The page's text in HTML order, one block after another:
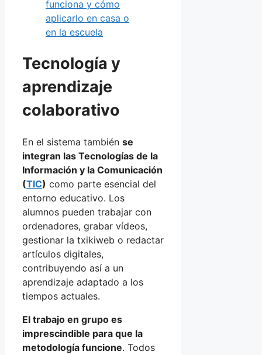
funciona y cómo
aplicarlo en casa o
en la escuela
Tecnología y
aprendizaje
colaborativo
En el sistema también se
integran las Tecnologías de la
Información y la Comunicación
(TIC) como parte esencial del
entorno educativo. Los
alumnos pueden trabajar con
ordenadores, grabar vídeos,
gestionar la txikiweb o redactar
artículos digitales,
contribuyendo así a un
aprendizaje adaptado a los
tiempos actuales.
El trabajo en grupo es
imprescindible para que la
metodología funcione. Todos